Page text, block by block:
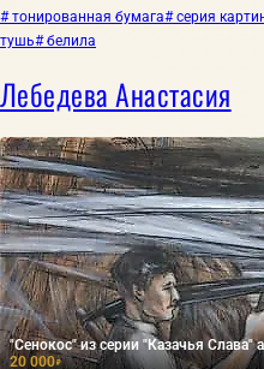
# тонированная бумага# серия
тушь# белила
Лебедева Анастасия
"Сенокос" из серии "Казачья Слава"
20 000₽